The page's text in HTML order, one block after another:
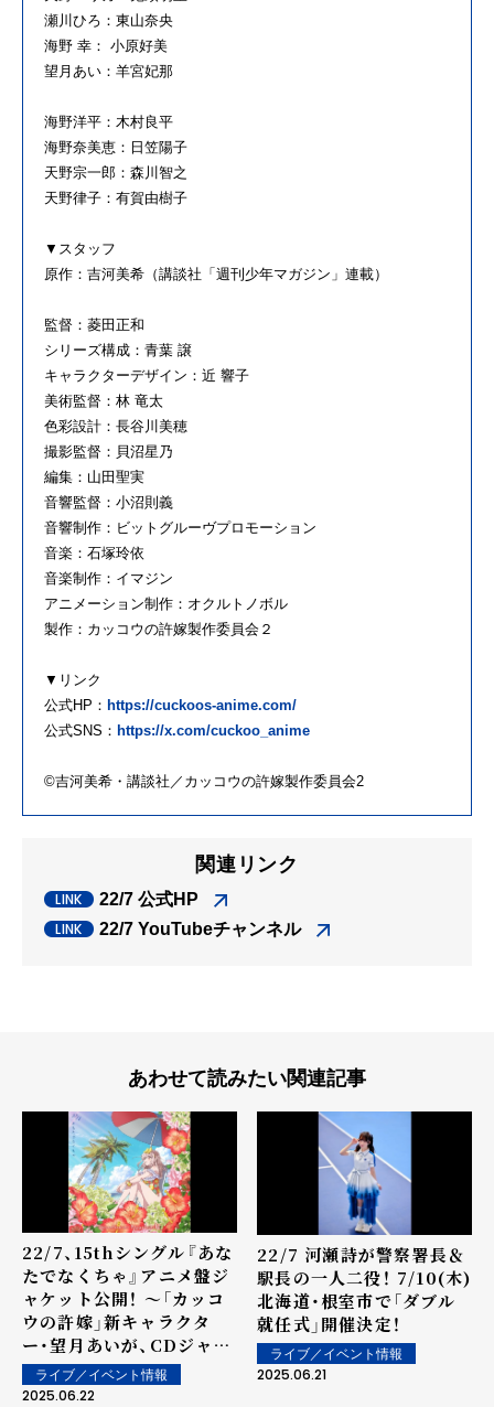
瀬川ひろ：東山奈央
海野 幸： 小原好美
望月あい：羊宮妃那
海野洋平：木村良平
海野奈美恵：日笠陽子
天野宗一郎：森川智之
天野律子：有賀由樹子
▼スタッフ
原作：吉河美希（講談社「週刊少年マガジン」連載）
監督：菱田正和
シリーズ構成：青葉 譲
キャラクターデザイン：近 響子
美術監督：林 竜太
色彩設計：長谷川美穂
撮影監督：貝沼星乃
編集：山田聖実
音響監督：小沼則義
音響制作：ビットグルーヴプロモーション
音楽：石塚玲依
音楽制作：イマジン
アニメーション制作：オクルトノボル
製作：カッコウの許嫁製作委員会２
▼リンク
公式HP： https://cuckoos-anime.com/
公式SNS： https://x.com/cuckoo_anime
©吉河美希・講談社／カッコウの許嫁製作委員会2
関連リンク
22/7 公式HP
22/7 YouTubeチャンネル
あわせて読みたい関連記事
22/7、15thシングル『あな
たでなくちゃ』アニメ盤ジ
ャケット公開！ ～「カッコ
ウの許嫁」新キャラクタ
ー・望月あいが、CDジャケ
ットに初登場～
ライブ／イベント情報
2025.06.22
22/7 河瀬詩が警察署長＆
駅長の一人二役！ 7/10(木)
北海道・根室市で「ダブル
就任式」開催決定！
ライブ／イベント情報
2025.06.21